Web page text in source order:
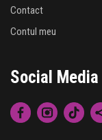
Contact
Contul meu
Social Media